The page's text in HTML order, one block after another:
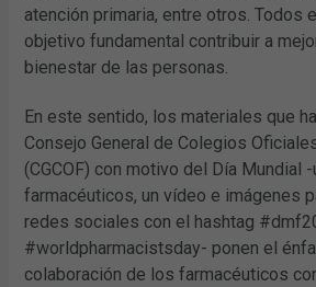
atención primaria, entre otros. Todos
objetivo fundamental contribuir a
bienestar de las personas.
En este sentido, los materiales que
Consejo General de Colegios
(CGCOF) con motivo del Día Mundial
farmacéuticos, un vídeo e imágenes
redes sociales con el hashtag
#worldpharmacistsday- ponen el
colaboración de los farmacéuticos